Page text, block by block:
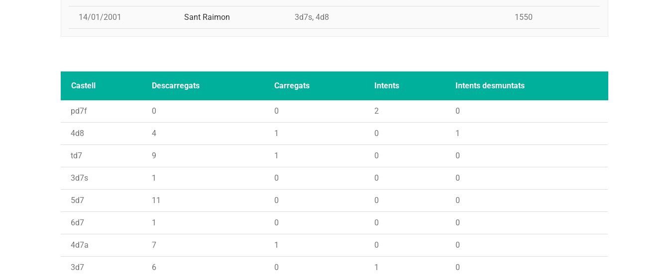
14/01/2001 Sant Raimon 3d7s, 4d8 1550
Castell Descarregats Carregats Intents Intents desmuntats
pd7f 0 0 2 0
4d8 4 1 0 1
td7 9 1 0 0
3d7s 1 0 0 0
5d7 11 0 0 0
6d7 1 0 0 0
4d7a 7 1 0 0
3d7 6 0 1 0